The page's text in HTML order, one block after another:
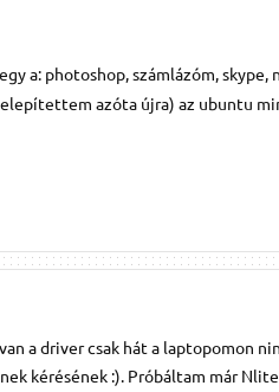
a: photoshop, számlázóm, skype,
azóta újra) az ubuntu
a driver csak hát a laptopomon
kérésének :). Próbáltam már